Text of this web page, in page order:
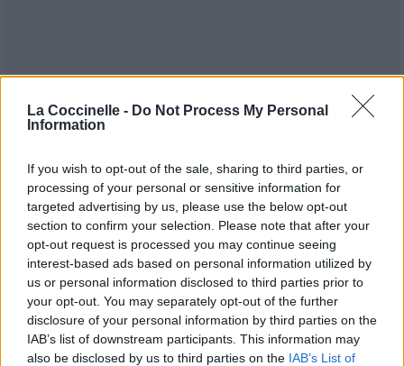
La Coccinelle - Do Not Process My Personal
Information
If you wish to opt-out of the sale, sharing to third parties, or
processing of your personal or sensitive information for
targeted advertising by us, please use the below opt-out
section to confirm your selection. Please note that after your
opt-out request is processed you may continue seeing
interest-based ads based on personal information utilized by
us or personal information disclosed to third parties prior to
your opt-out. You may separately opt-out of the further
disclosure of your personal information by third parties on the
IAB’s list of downstream participants. This information may
also be disclosed by us to third parties on the IAB’s List of
Publié parVisa 247895 5 5 7 le 3 août 2015 à
17h35.
Chanteurs : Halsey
Albums : Badlands (Deluxe)